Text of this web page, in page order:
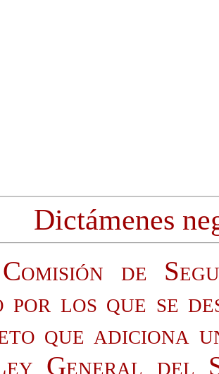
Dictámenes
de
por los que se
que
General del